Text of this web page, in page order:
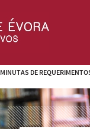
MINUTAS DE